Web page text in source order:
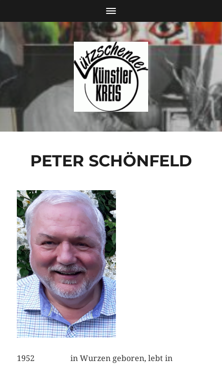
PETER SCHÖNFELD
1952 in Wurzen geboren, lebt in